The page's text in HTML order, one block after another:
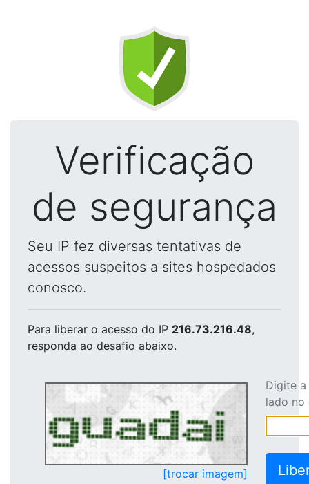
Verificação
de segurança
Seu IP fez diversas tentativas de
acessos suspeitos a sites hospedados
conosco.
Para liberar o acesso do IP 216.73.216.48,
responda ao desafio abaixo.
[trocar imagem]
Digite
lado no